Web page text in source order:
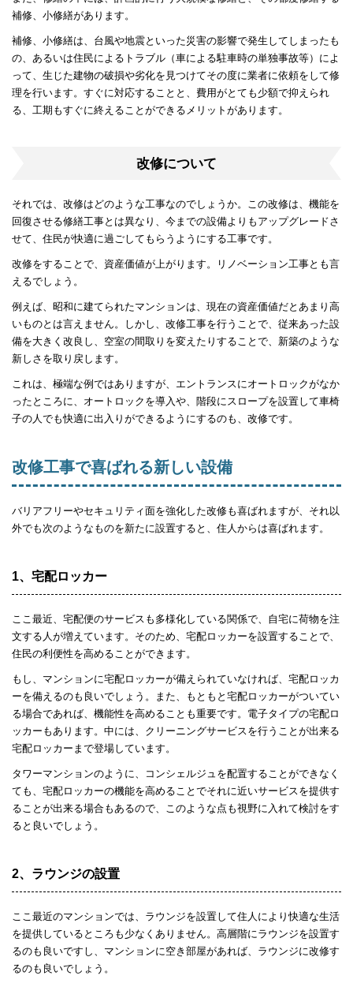
補修、小修繕があります。
補修、小修繕は、台風や地震といった災害の影響で発生してしまったも
の、あるいは住民によるトラブル（車による駐車時の単独事故等）によ
って、生じた建物の破損や劣化を見つけてその度に業者に依頼をして修
理を行います。すぐに対応することと、費用がとても少額で抑えられ
る、工期もすぐに終えることができるメリットがあります。
改修について
それでは、改修はどのような工事なのでしょうか。この改修は、機能を
回復させる修繕工事とは異なり、今までの設備よりもアップグレードさ
せて、住民が快適に過ごしてもらうようにする工事です。
改修をすることで、資産価値が上がります。リノベーション工事とも言
えるでしょう。
例えば、昭和に建てられたマンションは、現在の資産価値だとあまり高
いものとは言えません。しかし、改修工事を行うことで、従来あった設
備を大きく改良し、空室の間取りを変えたりすることで、新築のような
新しさを取り戻します。
これは、極端な例ではありますが、エントランスにオートロックがなか
ったところに、オートロックを導入や、階段にスロープを設置して車椅
子の人でも快適に出入りができるようにするのも、改修です。
改修工事で喜ばれる新しい設備
バリアフリーやセキュリティ面を強化した改修も喜ばれますが、それ以
外でも次のようなものを新たに設置すると、住人からは喜ばれます。
1、宅配ロッカー
ここ最近、宅配便のサービスも多様化している関係で、自宅に荷物を注
文する人が増えています。そのため、宅配ロッカーを設置することで、
住民の利便性を高めることができます。
もし、マンションに宅配ロッカーが備えられていなければ、宅配ロッカ
ーを備えるのも良いでしょう。また、もともと宅配ロッカーがついてい
る場合であれば、機能性を高めることも重要です。電子タイプの宅配ロ
ッカーもあります。中には、クリーニングサービスを行うことが出来る
宅配ロッカーまで登場しています。
タワーマンションのように、コンシェルジュを配置することができなく
ても、宅配ロッカーの機能を高めることでそれに近いサービスを提供す
ることが出来る場合もあるので、このような点も視野に入れて検討をす
ると良いでしょう。
2、ラウンジの設置
ここ最近のマンションでは、ラウンジを設置して住人により快適な生活
を提供しているところも少なくありません。高層階にラウンジを設置す
るのも良いですし、マンションに空き部屋があれば、ラウンジに改修す
るのも良いでしょう。